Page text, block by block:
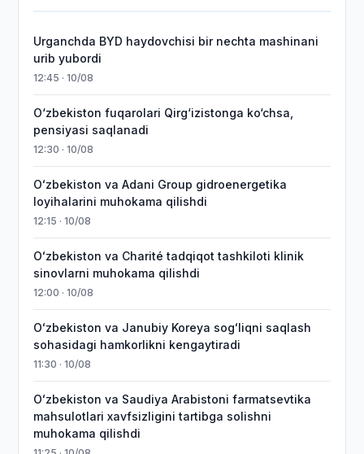
Urganchda BYD haydovchisi bir nechta mashinani
urib yubordi
12:45 · 10/08
O‘zbekiston fuqarolari Qirg‘izistonga ko‘chsa,
pensiyasi saqlanadi
12:30 · 10/08
Oʻzbekiston va Adani Group gidroenergetika
loyihalarini muhokama qilishdi
12:15 · 10/08
Oʻzbekiston va Charité tadqiqot tashkiloti klinik
sinovlarni muhokama qilishdi
12:00 · 10/08
Oʻzbekiston va Janubiy Koreya sogʻliqni saqlash
sohasidagi hamkorlikni kengaytiradi
11:30 · 10/08
Oʻzbekiston va Saudiya Arabistoni farmatsevtika
mahsulotlari xavfsizligini tartibga solishni
muhokama qilishdi